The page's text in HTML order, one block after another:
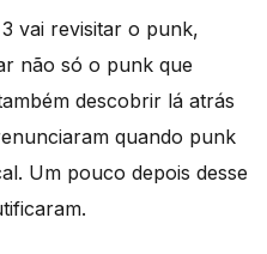
vai revisitar o punk,
não só o punk que
descobrir lá atrás
quando punk
Um pouco depois desse